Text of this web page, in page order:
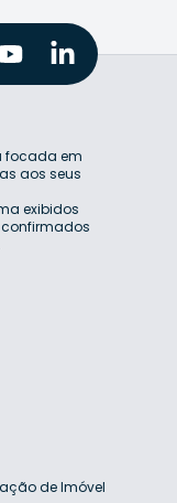
focada em
aos seus
exibidos
de Imóvel